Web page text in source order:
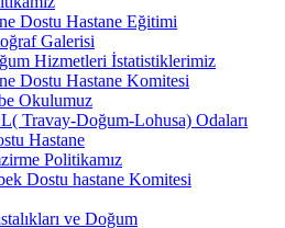
Dostu Hastane Eğitimi
Galerisi
Hizmetleri İstatistiklerimiz
Dostu Hastane Komitesi
Okulumuz
Travay-Doğum-Lohusa) Odaları
Hastane
Politikamız
Dostu hastane Komitesi
ve Doğum